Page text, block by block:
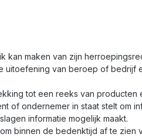
kan maken van zijn
uitoefening van beroep of
tot een reeks van
of ondernemer in staat stelt om
informatie mogelijk maakt.
binnen de bedenktijd af te